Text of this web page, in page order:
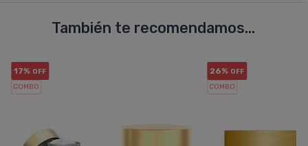
También te recomendamos...
17% OFF
COMBO
26% OFF
COMBO